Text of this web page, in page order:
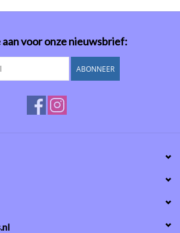
aan voor onze nieuwsbrief:
ABONNEER